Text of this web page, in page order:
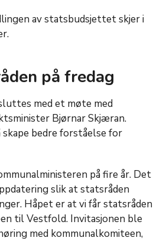
av statsbudsjettet skjer i
på fredag
med et møte med
Bjørnar Skjæran.
bedre forståelse for
på fire år. Det
slik at statsråden
Håpet er at vi får statsråden
til Vestfold. Invitasjonen ble
med kommunalkomiteen,